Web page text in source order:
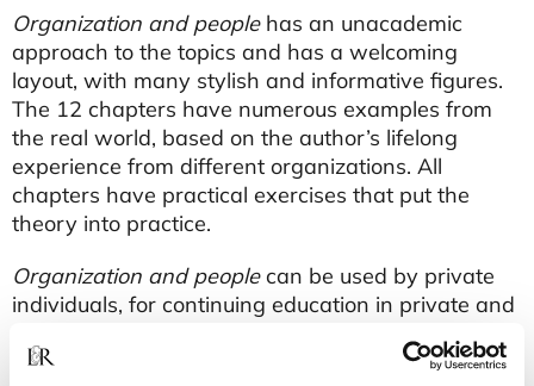
Organization and peoplehas an unacademic
approach to the topics and has a welcoming
layout, with many stylish and informative figures.
The 12 chapters have numerous examples from
the real world, based on the author’s lifelong
experience from different organizations. All
chapters have practical exercises that put the
theory into practice.
Organization and peoplecan be used by private
individuals, for continuing education in private and
institutions, where it is an obvious choice for the